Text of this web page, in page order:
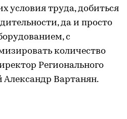
условия труда, добиться
да и просто
с
количество
Регионального
Вартанян.